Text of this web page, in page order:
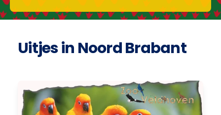
Uitjes in Noord Brabant